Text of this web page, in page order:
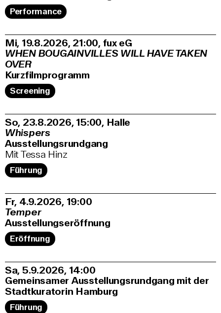
Performance
Mi, 19.8.2026 21:00, fux eG
WHEN BOUGAINVILLES WILL HAVE TAKEN
OVER
Kurzfilmprogramm
Screening
So, 23.8.2026 15:00, Halle
Whispers
Ausstellungsrundgang
Mit Tessa Hinz
Führung
Fr, 4.9.2026 19:00
Temper
Ausstellungseröffnung
Eröffnung
Sa, 5.9.2026 14:00
Gemeinsamer Ausstellungsrundgang mit der
Stadtkuratorin Hamburg
Führung